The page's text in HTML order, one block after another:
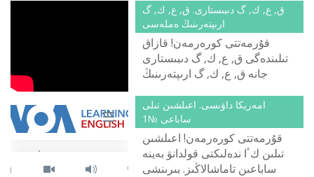
نەدە دەپ الاڭدايتىن ادامدار دا
كورىنبەيتىن سىندى. اسىرەسە,
مەكتەپ وقۋشىلارى «ڭ»
دىبىسىن ايتا المادىم دەپ تٴا كتە
قينالمايدى. كەرىسىنشە ماقتانىش
سانايتىنداي كورىنەدى. ال
مەكتەپتى ٴا زدىك بىتىرىپ, الگى
دىبىستى ايتا المايمىن دەپ
تۇرعاندا, تالاپ قايدا كەتكەن,
ۇcتازدار نە وقىتتى دەرسىڭ!
ق, ع, ك, گ دىبىستارى. ق, ع, ك, گ
ارىپتەرىنىڭ ەملەسى
قۇرمەتتى كورەرمەن! قازاق
تىلىندەگى ق, ع, ك, گ دىبىستارى
جانە ق, ع, ك, گ ارىپتەرىنىڭ
امەريكا داۋىسى. اعىلشىن تىلى
ساباعى №1
قۇرمەتتى كورەرمەن! اعىلشىن
تىلىن كٴا ندەلىكتى قولدانۋ بەينە
ساباعىن تاماشالاڭىز. بىرىنشى